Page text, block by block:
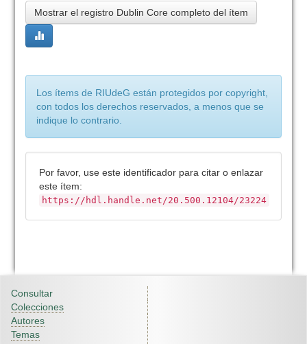
Mostrar el registro Dublin Core completo del ítem
Los ítems de RIUdeG están protegidos por copyright,
con todos los derechos reservados, a menos que se
indique lo contrario.
Por favor, use este identificador para citar o enlazar
este ítem:
https://hdl.handle.net/20.500.12104/23224
Consultar
Colecciones
Autores
Temas